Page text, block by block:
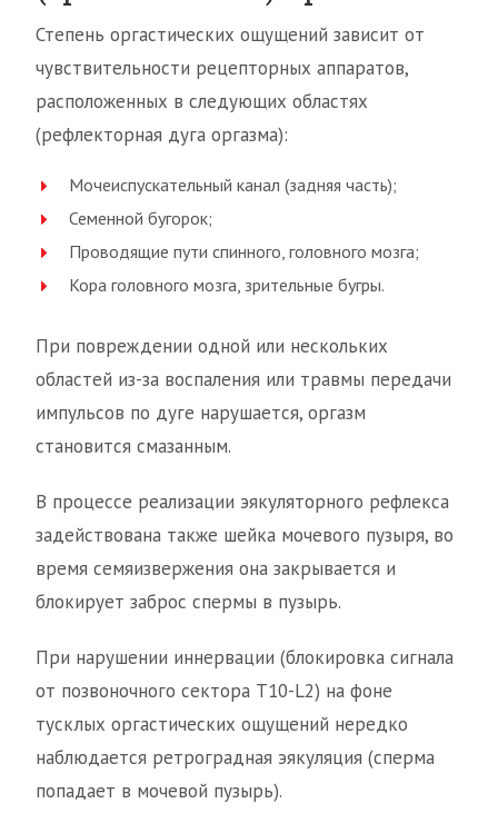
Степень оргастических ощущений зависит от
чувствительности рецепторных аппаратов,
расположенных в следующих областях
(рефлекторная дуга оргазма):
Мочеиспускательный канал (задняя часть);
Семенной бугорок;
Проводящие пути спинного, головного мозга;
Кора головного мозга, зрительные бугры.
При повреждении одной или нескольких
областей из-за воспаления или травмы передачи
импульсов по дуге нарушается, оргазм
становится смазанным.
В процессе реализации эякуляторного рефлекса
задействована также шейка мочевого пузыря, во
время семяизвержения она закрывается и
блокирует заброс спермы в пузырь.
При нарушении иннервации (блокировка сигнала
от позвоночного сектора Т10-L2) на фоне
тусклых оргастических ощущений нередко
наблюдается ретроградная эякуляция (сперма
попадает в мочевой пузырь).